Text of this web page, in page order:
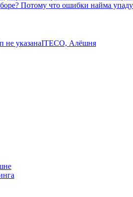
Потому что ошибки найма
не указанаITECO, Алёшня